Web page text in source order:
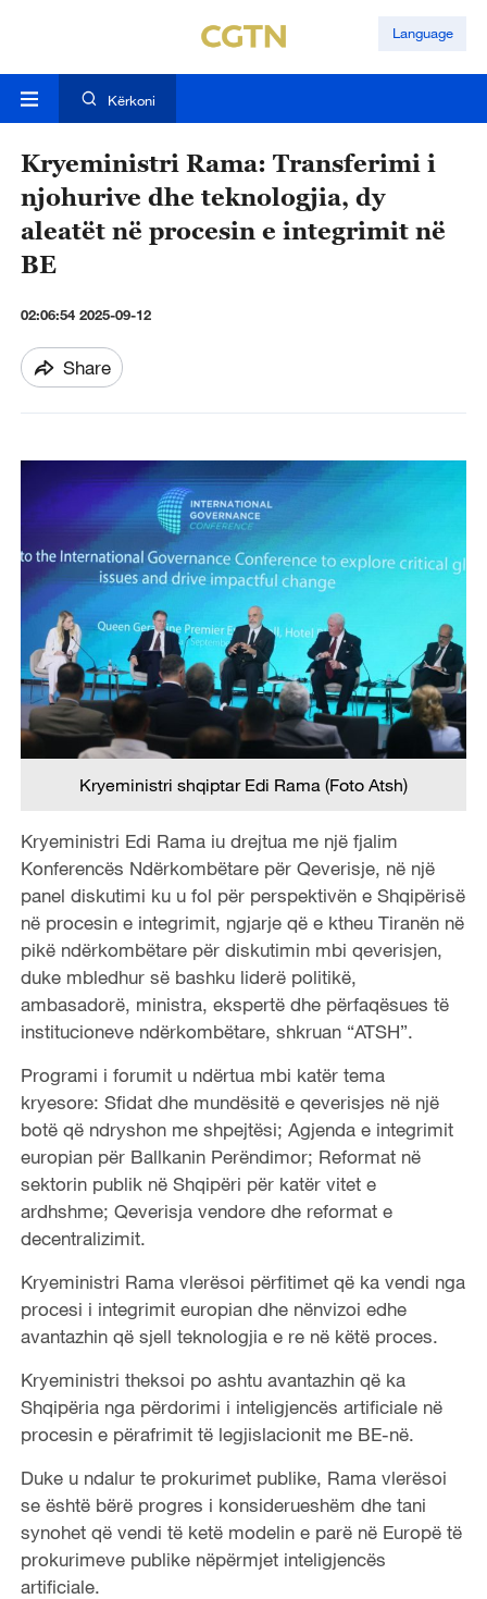
Language
Kërkoni
Kryeministri Rama: Transferimi i
njohurive dhe teknologjia, dy
aleatët në procesin e integrimit në
BE
02:06:54 2025-09-12
Share
Kryeministri shqiptar Edi Rama (Foto Atsh)
Kryeministri Edi Rama iu drejtua me një fjalim
Konferencës Ndërkombëtare për Qeverisje, në një
panel diskutimi ku u fol për perspektivën e Shqipërisë
në procesin e integrimit, ngjarje që e ktheu Tiranën në
pikë ndërkombëtare për diskutimin mbi qeverisjen,
duke mbledhur së bashku liderë politikë,
ambasadorë, ministra, ekspertë dhe përfaqësues të
institucioneve ndërkombëtare, shkruan “ATSH”.
Programi i forumit u ndërtua mbi katër tema
kryesore: Sfidat dhe mundësitë e qeverisjes në një
botë që ndryshon me shpejtësi; Agjenda e integrimit
europian për Ballkanin Perëndimor; Reformat në
sektorin publik në Shqipëri për katër vitet e
ardhshme; Qeverisja vendore dhe reformat e
decentralizimit.
Kryeministri Rama vlerësoi përfitimet që ka vendi nga
procesi i integrimit europian dhe nënvizoi edhe
avantazhin që sjell teknologjia e re në këtë proces.
Kryeministri theksoi po ashtu avantazhin që ka
Shqipëria nga përdorimi i inteligjencës artificiale në
procesin e përafrimit të legjislacionit me BE-në.
Duke u ndalur te prokurimet publike, Rama vlerësoi
se është bërë progres i konsiderueshëm dhe tani
synohet që vendi të ketë modelin e parë në Europë të
prokurimeve publike nëpërmjet inteligjencës
artificiale.